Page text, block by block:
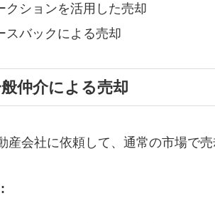
クションを活用した売却
スバックによる売却
仲介による売却
産会社に依頼して、通常の市場で売